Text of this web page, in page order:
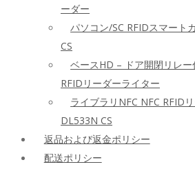
ーダー
パソコン/SC RFIDスマート
CS
ベースHD – ドア開閉リレ
RFIDリーダーライター
ライブラリNFC NFC RFID
DL533N CS
返品および返金ポリシー
配送ポリシー